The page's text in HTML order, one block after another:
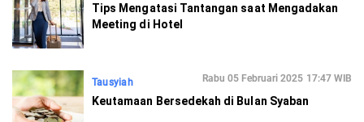
Tips Mengatasi Tantangan saat Mengadakan
Meeting di Hotel
Tausyiah Rabu 05 Februari 2025 17:47 WIB
Keutamaan Bersedekah di Bulan Syaban